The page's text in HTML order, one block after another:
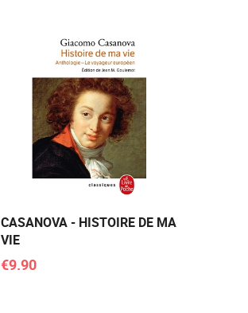
CASANOVA - HISTOIRE DE MA
VIE
€9.90